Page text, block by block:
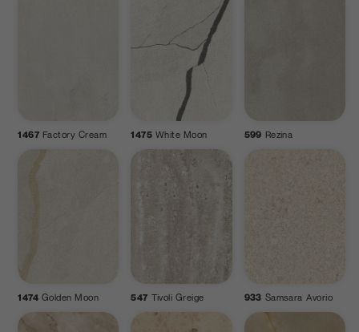
1467 Factory Cream 1475 White Moon 599 Rezina
1474 Golden Moon 547 Tivoli Greige 933 Samsara Avorio